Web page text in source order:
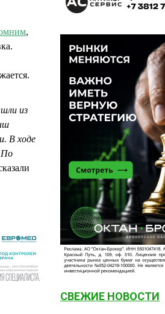
,
из
В ходе
По
СВЕЖИЕ НОВОСТИ